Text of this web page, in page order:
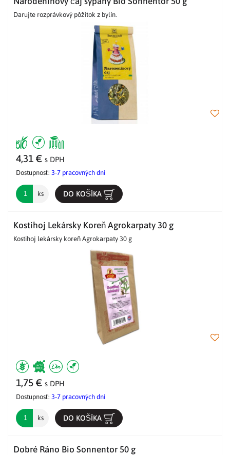
Darujte rozprávkový pôžitok z bylín.
4,31 € s DPH
Dostupnosť: 3-7 pracovných dní
ks DO KOŠÍKA
Kostihoj Lekársky Koreň Agrokarpaty 30 g
Kostihoj lekársky koreň Agrokarpaty 30 g
1,75 € s DPH
Dostupnosť: 3-7 pracovných dní
ks DO KOŠÍKA
Dobré Ráno Bio Sonnentor 50 g